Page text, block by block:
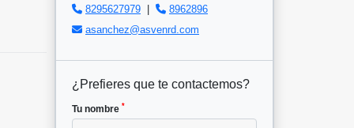
8295627979 |
8962896
asanchez@asvenrd.com
¿Prefieres que te contactemos?
Tu nombre *